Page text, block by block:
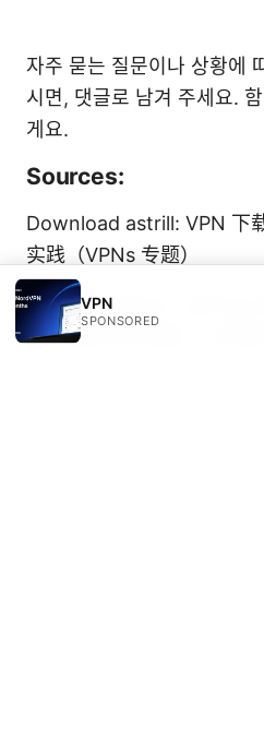
자주 묻는 질문이나 상황에
시면, 댓글로 남겨 주세요.
게요.
Sources:
Download astrill: VPN 下
实践（VPNs 专题）
Vpn推荐 github：github
目和指南 2025版——开源
VPN
SPONSORED